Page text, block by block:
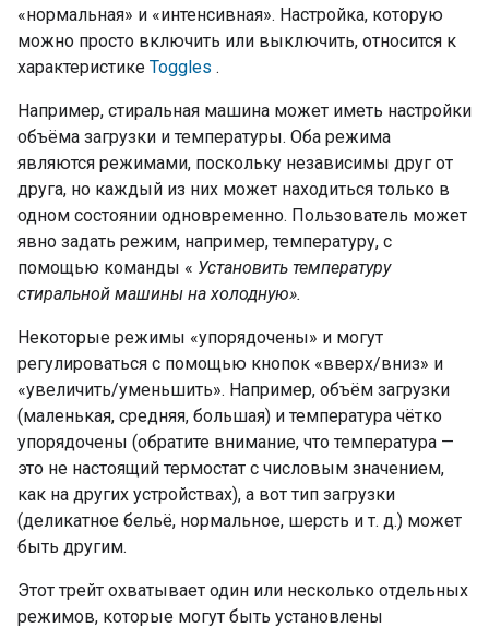
«нормальная» и «интенсивная». Настройка, которую
можно просто включить или выключить, относится к
характеристике Toggles .
Например, стиральная машина может иметь настройки
объёма загрузки и температуры. Оба режима
являются режимами, поскольку независимы друг от
друга, но каждый из них может находиться только в
одном состоянии одновременно. Пользователь может
явно задать режим, например, температуру, с
помощью команды « Установить температуру
стиральной машины на холодную».
Некоторые режимы «упорядочены» и могут
регулироваться с помощью кнопок «вверх/вниз» и
«увеличить/уменьшить». Например, объём загрузки
(маленькая, средняя, большая) и температура чётко
упорядочены (обратите внимание, что температура —
это не настоящий термостат с числовым значением,
как на других устройствах), а вот тип загрузки
(деликатное бельё, нормальное, шерсть и т. д.) может
быть другим.
Этот трейт охватывает один или несколько отдельных
режимов, которые могут быть установлены